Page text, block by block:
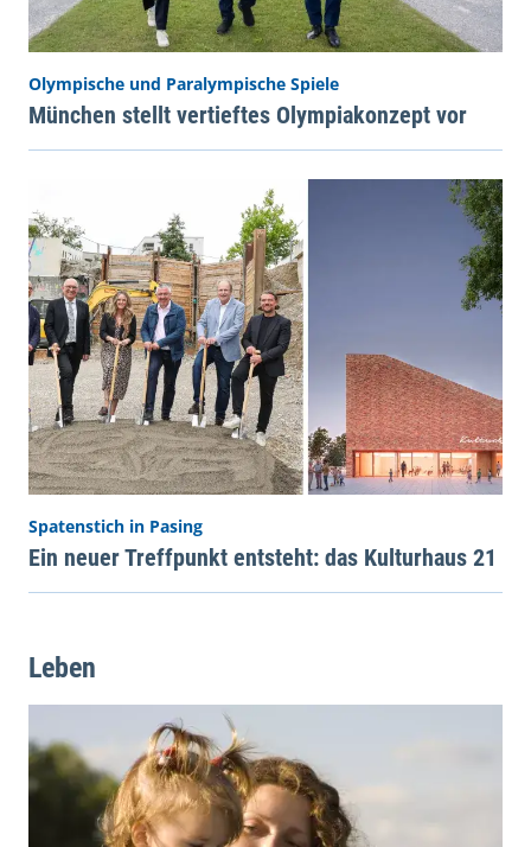
Olympische und Paralympische Spiele
München stellt vertieftes Olympiakonzept vor
Spatenstich in Pasing
Ein neuer Treffpunkt entsteht: das Kulturhaus 21
Leben